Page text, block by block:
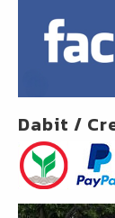
Dabit /